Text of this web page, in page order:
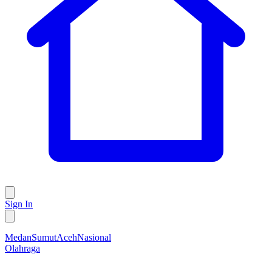
Sign In
MedanSumutAcehNasional
Olahraga